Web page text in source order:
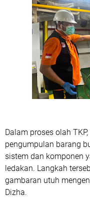
Dalam proses olah
pengumpulan barang
sistem dan komponen
ledakan. Langkah
gambaran utuh
Dizha.